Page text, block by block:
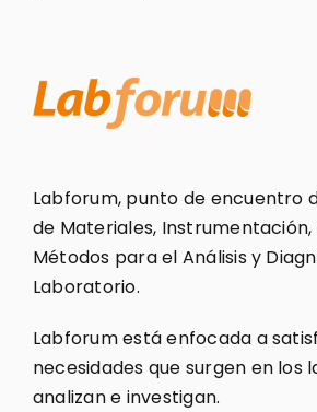
Labforum, punto de encuentro
de Materiales, Instrumentación,
Métodos para el Análisis y
Laboratorio.
Labforum está enfocada a
necesidades que surgen en los
analizan e investigan.